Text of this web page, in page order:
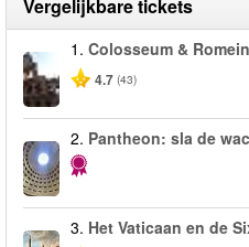
Vergelijkbare tickets
1. Colosseum &
4.7 (43)
2. Pantheon: sla de
3. Het Vaticaan en de